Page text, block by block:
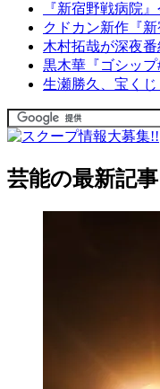
『新宿野戦病院
クドカン新作『
木村拓哉が深夜
黒木華『ゴシッ
生瀬勝久、宝く
芸能の最新記事